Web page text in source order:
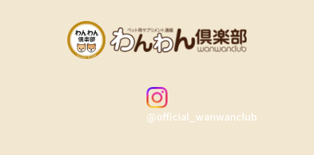
@official_wanwanclub